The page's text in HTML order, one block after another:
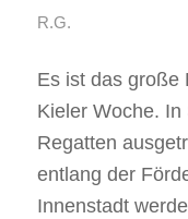
R.G.
Es ist das große
Kieler Woche.
Regatten
entlang der
Innenstadt